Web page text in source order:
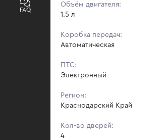
FAQ
Объём двигателя:
1.5 л
Коробка передач:
Автоматическая
ПТС:
Электронный
Регион:
Краснодарский Край
Кол-во дверей:
4